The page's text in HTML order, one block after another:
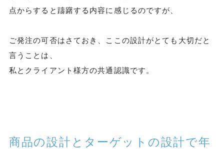
点からすると躊躇する内容に感じるのですが、
ご発注の可否はさておき、ここの設計がとても大切だと
言うことは、
私とクライアント様方の共通認識です。
商品の設計とターゲットの設計で年